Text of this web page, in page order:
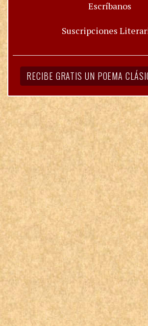
Escríbanos
Suscripciones
RECIBE GRATIS UN POEMA